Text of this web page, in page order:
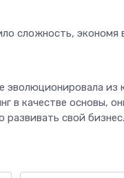
сложность, экономя
эволюционировала из
в качестве основы,
развивать свой бизнес.